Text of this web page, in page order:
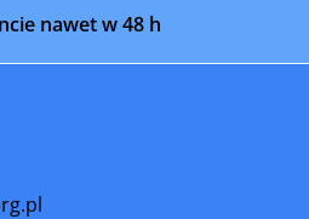
nawet w 48 h